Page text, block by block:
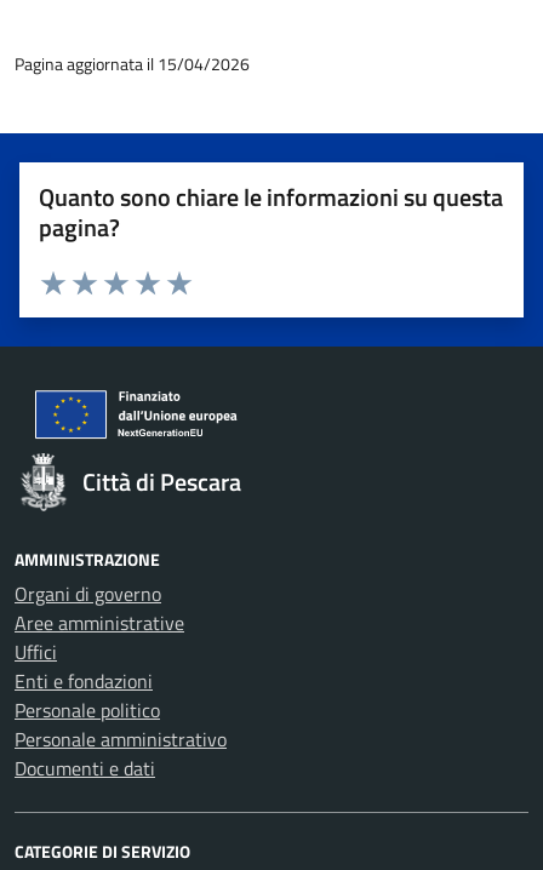
Pagina aggiornata il 15/04/2026
Quanto sono chiare le informazioni su questa
pagina?
Valuta 5 stelle su 5
Valuta 4 stelle su 5
Valuta 3 stelle su 5
Valuta 2 stelle su 5
Valuta 1 stelle su 5
Città di Pescara
AMMINISTRAZIONE
Organi di governo
Aree amministrative
Uffici
Enti e fondazioni
Personale politico
Personale amministrativo
Documenti e dati
CATEGORIE DI SERVIZIO